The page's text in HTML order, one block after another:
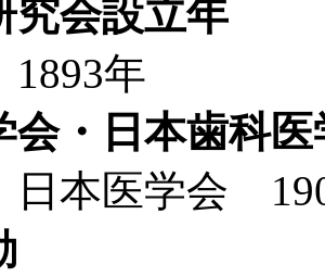
究会設立年
年
会・日本歯科
学会 1902